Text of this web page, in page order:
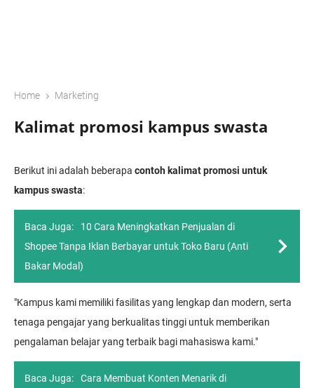
Home › Marketing
Kalimat promosi kampus swasta
Berikut ini adalah beberapa contoh kalimat promosi untuk
kampus swasta:
Baca Juga:
10 Cara Meningkatkan Penjualan di
Shopee Tanpa Iklan Berbayar untuk Toko Baru (Anti
Bakar Modal)
"Kampus kami memiliki fasilitas yang lengkap dan modern, serta
tenaga pengajar yang berkualitas tinggi untuk memberikan
pengalaman belajar yang terbaik bagi mahasiswa kami."
Baca Juga:
Cara Membuat Konten Menarik di